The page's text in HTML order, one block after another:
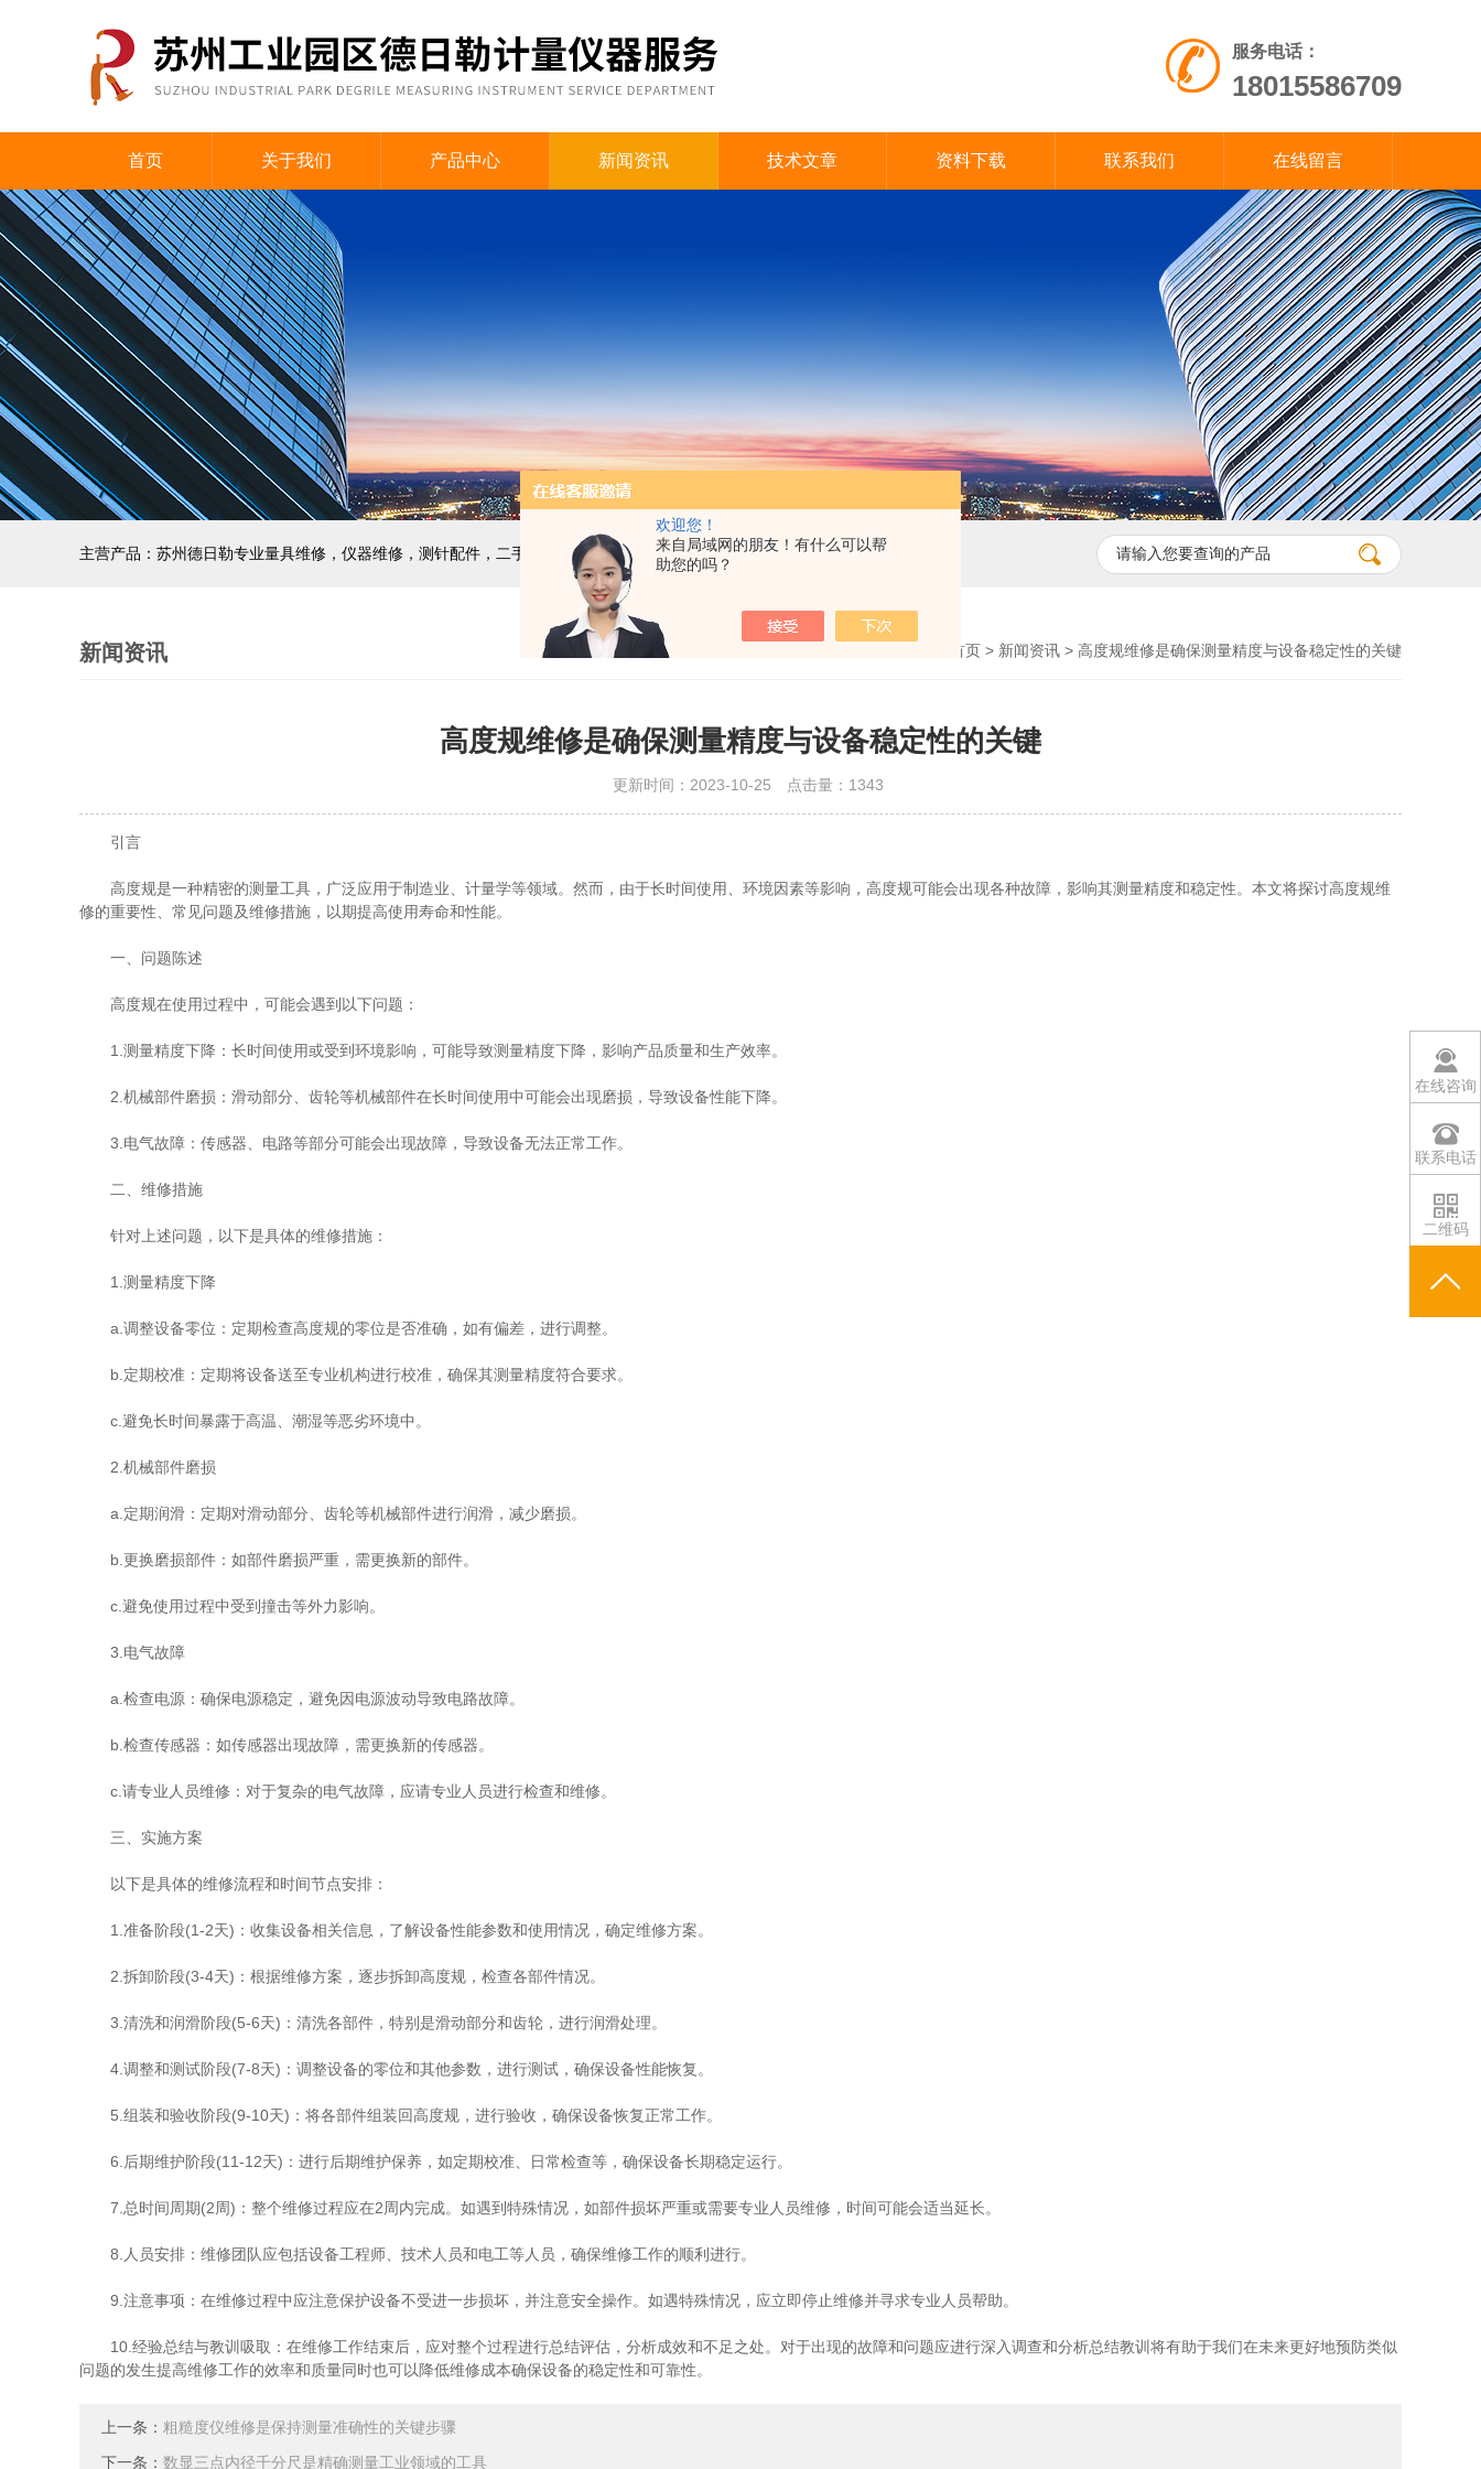
欢迎您！
来自局域网的朋友！有什么可以帮
助您的吗？
服务电话：
18015586709
首页 关于我们 产品中心 新闻资讯 技术文章 资料下载 联系我们 在线留言
主营产品：苏州德日勒专业量具维修，仪器维修，测针配件，二手设备，计量校准
新闻资讯 首页 > 新闻资讯 > 高度规维修是确保测量精度与设备稳定性的关键
高度规维修是确保测量精度与设备稳定性的关键
更新时间：2023-10-25 点击量： 1343
引言
高度规是一种精密的测量工具，广泛应用于制造业、计量学等领域。然而，由于长时间使用、环境因素等影响，高度规可能会出现各种故障，影响其测量精度和稳定性。本文将探讨高度规维
修的重要性、常见问题及维修措施，以期提高使用寿命和性能。
一、问题陈述
高度规在使用过程中，可能会遇到以下问题：
1.测量精度下降：长时间使用或受到环境影响，可能导致测量精度下降，影响产品质量和生产效率。
2.机械部件磨损：滑动部分、齿轮等机械部件在长时间使用中可能会出现磨损，导致设备性能下降。
3.电气故障：传感器、电路等部分可能会出现故障，导致设备无法正常工作。
二、维修措施
针对上述问题，以下是具体的维修措施：
1.测量精度下降
a.调整设备零位：定期检查高度规的零位是否准确，如有偏差，进行调整。
b.定期校准：定期将设备送至专业机构进行校准，确保其测量精度符合要求。
c.避免长时间暴露于高温、潮湿等恶劣环境中。
2.机械部件磨损
a.定期润滑：定期对滑动部分、齿轮等机械部件进行润滑，减少磨损。
b.更换磨损部件：如部件磨损严重，需更换新的部件。
c.避免使用过程中受到撞击等外力影响。
3.电气故障
a.检查电源：确保电源稳定，避免因电源波动导致电路故障。
b.检查传感器：如传感器出现故障，需更换新的传感器。
c.请专业人员维修：对于复杂的电气故障，应请专业人员进行检查和维修。
三、实施方案
以下是具体的维修流程和时间节点安排：
1.准备阶段(1-2天)：收集设备相关信息，了解设备性能参数和使用情况，确定维修方案。
2.拆卸阶段(3-4天)：根据维修方案，逐步拆卸高度规，检查各部件情况。
3.清洗和润滑阶段(5-6天)：清洗各部件，特别是滑动部分和齿轮，进行润滑处理。
4.调整和测试阶段(7-8天)：调整设备的零位和其他参数，进行测试，确保设备性能恢复。
5.组装和验收阶段(9-10天)：将各部件组装回高度规，进行验收，确保设备恢复正常工作。
6.后期维护阶段(11-12天)：进行后期维护保养，如定期校准、日常检查等，确保设备长期稳定运行。
7.总时间周期(2周)：整个维修过程应在2周内完成。如遇到特殊情况，如部件损坏严重或需要专业人员维修，时间可能会适当延长。
8.人员安排：维修团队应包括设备工程师、技术人员和电工等人员，确保维修工作的顺利进行。
9.注意事项：在维修过程中应注意保护设备不受进一步损坏，并注意安全操作。如遇特殊情况，应立即停止维修并寻求专业人员帮助。
10.经验总结与教训吸取：在维修工作结束后，应对整个过程进行总结评估，分析成效和不足之处。对于出现的故障和问题应进行深入调查和分析总结教训将有助于我们在未来更好地预防类似
问题的发生提高维修工作的效率和质量同时也可以降低维修成本确保设备的稳定性和可靠性。
上一条： 粗糙度仪维修是保持测量准确性的关键步骤
下一条： 数显三点内径千分尺是精确测量工业领域的工具
在线咨询
联系电话
二维码